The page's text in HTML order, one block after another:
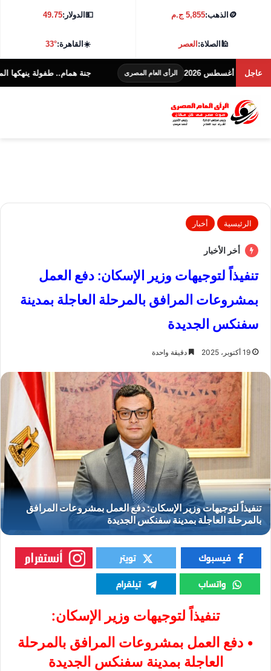
🪙 الذهب:5,855 ج.م 💵الدولار:49.75
🕌الصلاة:العصر ☀️القاهرة:33°
عاجل الرأى العام المصرى جنة همام.. طفولة ينهكها المرض وأم
الرئيسية أخبار
أخر الأخبار
تنفيذاً لتوجيهات وزير الإسكان: دفع العمل
بمشروعات المرافق بالمرحلة العاجلة بمدينة
سفنكس الجديدة
19 أكتوبر، 2025 دقيقة واحدة
تنفيذاً لتوجيهات وزير الإسكان:
• دفع العمل بمشروعات المرافق بالمرحلة
العاجلة بمدينة سفنكس الجديدة